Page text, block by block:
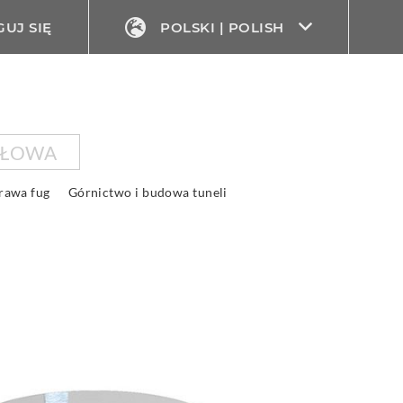
SIĘ POLSKI | POLISH
fug
Górnictwo i budowa tuneli